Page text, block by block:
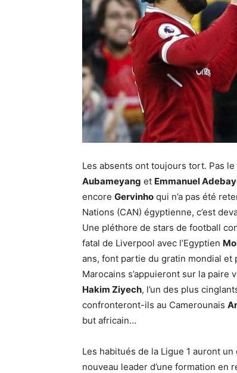
Les absents ont toujours tort. Pas
Aubameyang et Emmanuel
encore Gervinho qui n’a pas été
Nations (CAN) égyptienne, c’est
Une pléthore de stars de football
fatal de Liverpool avec l’Egyptien
ans, font partie du gratin mondial
Marocains s’appuieront sur la paire
Hakim Ziyech, l’un des plus
confronteront-ils au Camerounais
but africain…
Les habitués de la Ligue 1 auront
nouveau leader d’une formation en